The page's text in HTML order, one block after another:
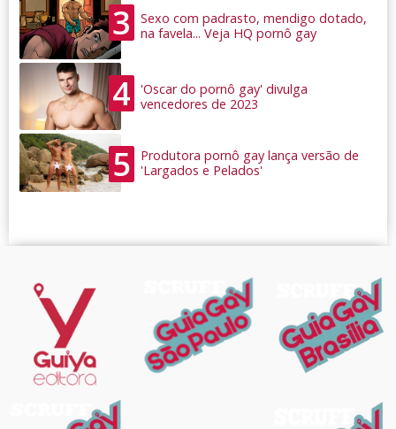
3
Sexo com padrasto, mendigo dotado,
na favela... Veja HQ pornô gay
4
'Oscar do pornô gay' divulga
vencedores de 2023
5
Produtora pornô gay lança versão de
'Largados e Pelados'